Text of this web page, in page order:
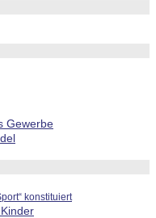
Gewerbe
konstituiert